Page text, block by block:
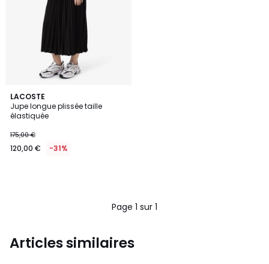
LACOSTE
Jupe longue plissée taille
élastiquée
175,00 €
120,00 € -31%
Page 1 sur 1
Articles similaires